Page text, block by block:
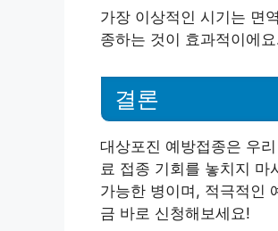
가장 이상적인 시기는 면
종하는 것이 효과적이에
결론
대상포진 예방접종은 우
료 접종 기회를 놓치지 마
가능한 병이며, 적극적인
금 바로 신청해보세요!